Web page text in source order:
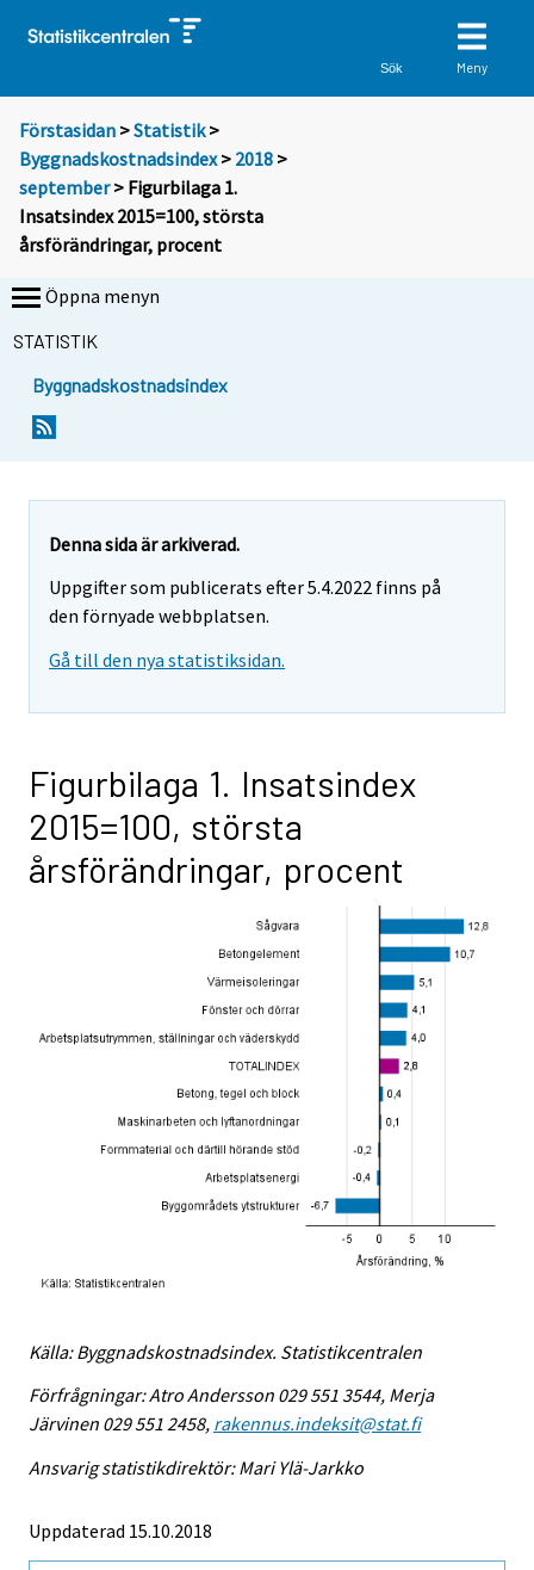
Sök Meny
Förstasidan >Statistik >
Byggnadskostnadsindex> 2018 >
september> Figurbilaga 1.
Insatsindex 2015=100, största
årsförändringar, procent
Öppna menyn
STATISTIK
Byggnadskostnadsindex
Denna sida är arkiverad.
Uppgifter som publicerats efter 5.4.2022 finns på
den förnyade webbplatsen.
Gå till den nya statistiksidan.
Figurbilaga 1. Insatsindex
2015=100, största
årsförändringar, procent
Källa: Byggnadskostnadsindex. Statistikcentralen
Förfrågningar: Atro Andersson 029 551 3544, Merja
Järvinen 029 551 2458, rakennus.indeksit@stat.fi
Ansvarig statistikdirektör: Mari Ylä-Jarkko
Uppdaterad 15.10.2018